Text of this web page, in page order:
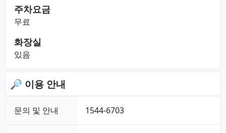
주차요금
무료
화장실
있음
🔎 이용 안내
문의 및 안내 1544-6703